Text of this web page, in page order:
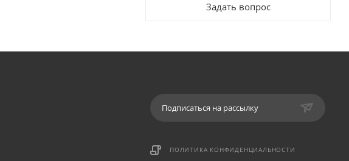
Задать вопрос
Подписаться на рассылку
ПОЛИТИКА КОНФИДЕНЦИАЛЬНОСТИ